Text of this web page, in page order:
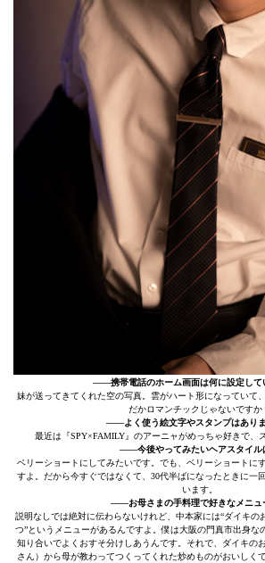
――携帯電話のホーム画面は何に設定して
妹が送ってきてくれた空の写真。雲がハート形になっていて
だかロマンチックじゃないですか
――よく使う絵文字やスタンプはあり
最近は『SPY×FAMILY』のアーニャがめっちゃ好きで、
――今後やってみたいヘアスタイル
ベリーショートにしてみたいです。でも、ベリーショートに
すよ。だから今すぐではなくて、30代半ばになったときに一
います。
――お母さまの手料理で好きなメニュ
説明なしでは絶対に伝わらないけれど、中本家には“ダイキの
つ”というメニューがあるんですよ。僕は大阪の門真市出身な
知り合いでよくおすそ分けしあうんです。それで、ダイキの
さん）から母が教わってつくってくれた炒めものがおいしく